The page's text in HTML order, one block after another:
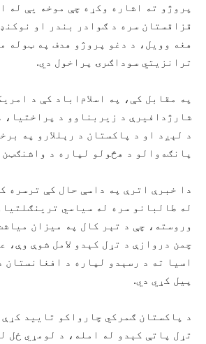
پروژو ته اشاره وکړه چې موخه یې له
قزاقستان سره د ګوادر بندر او
هغه وویل، د دغو پروژو هدف په ټوله
ترانزیتي سوداګرۍ پراخول دي.
په مقابل کې، په اسلام‌اباد کې د
شارژدافیرې د زیربناوو د پراختیا،
د لېږد او د پاکستان د رېللارو په
پانګه‌والو د هڅولو لپاره د واشنګټن
دا خبرې اترې په داسې حال کې ترسره
له طالبانو سره له سیاسي
وروسته، چې د تېر کال په میزان
چمن دروازې د تړل کېدو لامل شوې وې،
اسیا ته د رسېدو لپاره د افغانستان
پیل کړي دي.
د پاکستان ګمرکي چارواکو تایید کړې
تړل پاتې کېدو له امله، د لومړي ځل